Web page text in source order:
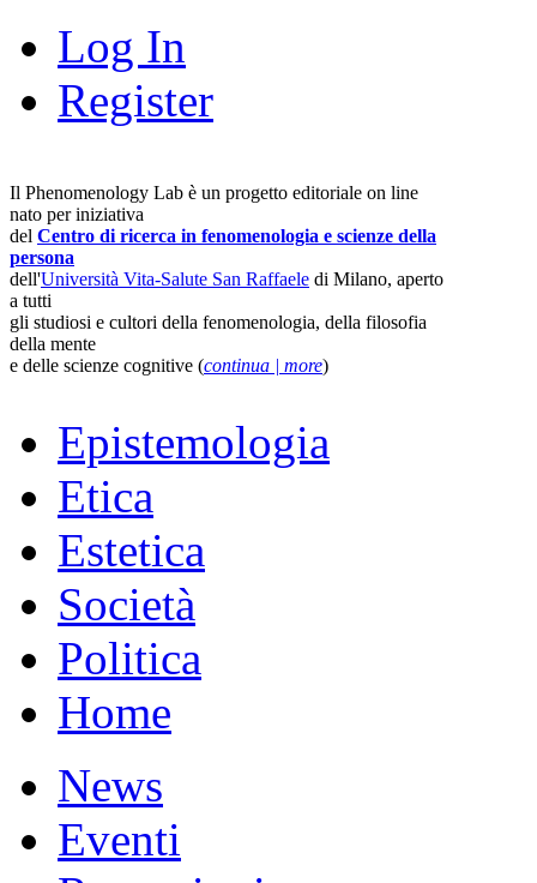
Log In
Register
Il Phenomenology Lab è un progetto editoriale on line
nato per iniziativa
del Centro di ricerca in fenomenologia e scienze della
persona
dell'Università Vita-Salute San Raffaele di Milano, aperto
a tutti
gli studiosi e cultori della fenomenologia, della filosofia
della mente
e delle scienze cognitive (continua | more)
Epistemologia
Etica
Estetica
Società
Politica
Home
News
Eventi